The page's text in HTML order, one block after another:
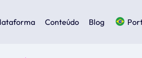
Conteúdo Blog